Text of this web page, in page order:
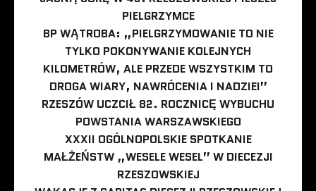
PIELGRZYMCE
BP WĄTROBA: „PIELGRZYMOWANIE TO NIE
TYLKO POKONYWANIE KOLEJNYCH
KILOMETRÓW, ALE PRZEDE WSZYSTKIM TO
DROGA WIARY, NAWRÓCENIA I NADZIEI”
RZESZÓW UCZCIŁ 82. ROCZNICĘ WYBUCHU
POWSTANIA WARSZAWSKIEGO
XXXII OGÓLNOPOLSKIE SPOTKANIE
MAŁŻEŃSTW „WESELE WESEL” W DIECEZJI
RZESZOWSKIEJ